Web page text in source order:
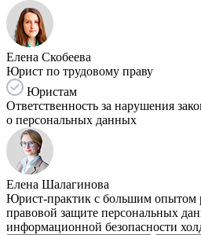
Елена Скобеева
Юрист по трудовому праву
Юристам
Ответственность за нарушения
о персональных данных
Елена Шалагинова
Юрист-практик с большим опытом
правовой защите персональных
информационной безопасности